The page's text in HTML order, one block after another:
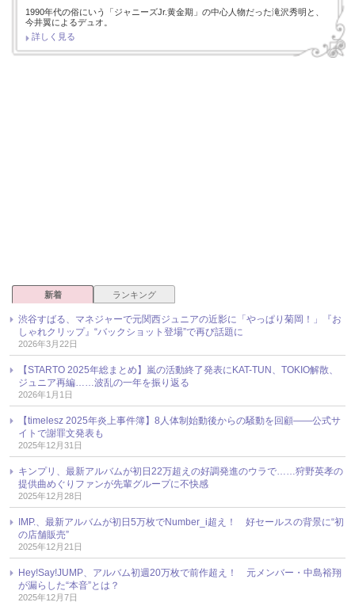
1990年代の俗にいう「ジャニーズJr.黄金期」の中心人物だった滝沢秀明と、
今井翼によるデュオ。
詳しく見る
新着 ランキング
渋谷すばる、マネジャーで元関西ジュニアの近影に「やっぱり菊岡！」『お
しゃれクリップ』“バックショット登場”で再び話題に
2026年3月22日
【STARTO 2025年総まとめ】嵐の活動終了発表にKAT-TUN、TOKIO解散、
ジュニア再編……波乱の一年を振り返る
2026年1月1日
【timelesz 2025年炎上事件簿】8人体制始動後からの騒動を回顧――公式サ
イトで謝罪文発表も
2025年12月31日
キンプリ、最新アルバムが初日22万超えの好調発進のウラで……狩野英孝の
提供曲めぐりファンが先輩グループに不快感
2025年12月28日
IMP.、最新アルバムが初日5万枚でNumber_i超え！ 好セールスの背景に“初
の店舗販売”
2025年12月21日
Hey!Say!JUMP、アルバム初週20万枚で前作超え！ 元メンバー・中島裕翔
が漏らした“本音”とは？
2025年12月7日